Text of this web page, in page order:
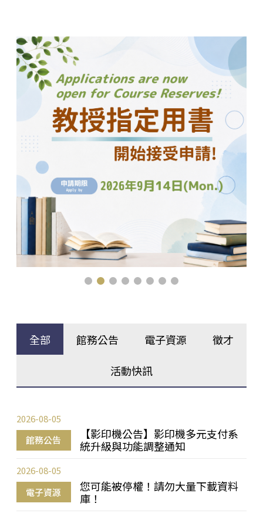
全部 館務公告 電子資源 徵才
活動快訊
館務公告
【影印機公告】影印機多元支付系
統升級與功能調整通知
2026-08-05
電子資源
您可能被停權！請勿大量下載資料
庫！
2026-08-05